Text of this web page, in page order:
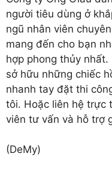
người tiêu dùng ở
ngũ nhân viên
mang đến cho bạn
hợp phong thủy
sở hữu những chiếc
nhanh tay đặt thi
tôi. Hoặc liên hệ trực
viên tư vấn và hỗ trợ
(DeMy)